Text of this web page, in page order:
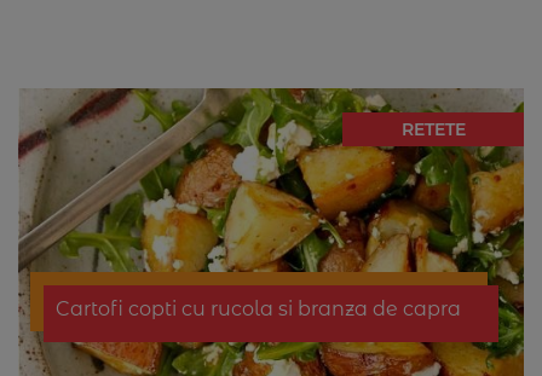
RETETE
Cartofi copti cu rucola si branza de capra